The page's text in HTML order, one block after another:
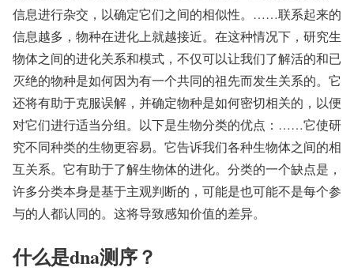
信息进行杂交，以确定它们之间的相似性。……联系起来的
信息越多，物种在进化上就越接近。在这种情况下，研究生
物体之间的进化关系和模式，不仅可以让我们了解活的和已
灭绝的物种是如何因为有一个共同的祖先而发生关系的。它
还将有助于克服误解，并确定物种是如何密切相关的，以便
对它们进行适当分组。以下是生物分类的优点：……它使研
究不同种类的生物更容易。它告诉我们各种生物体之间的相
互关系。它有助于了解生物体的进化。分类的一个缺点是，
许多分类本身是基于主观判断的，可能是也可能不是每个参
与的人都认同的。这将导致感知价值的差异。
什么是dna测序？